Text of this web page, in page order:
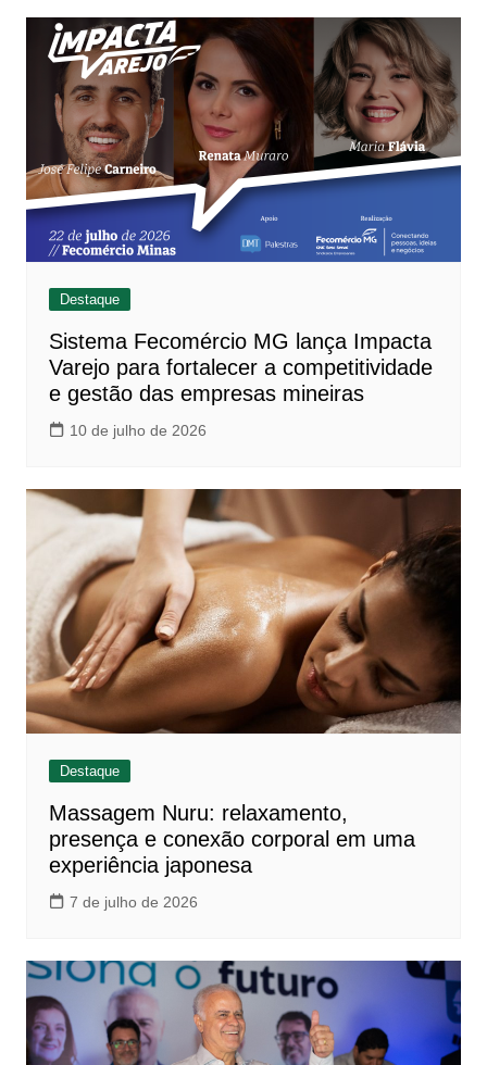
Destaque
Sistema Fecomércio MG lança Impacta
Varejo para fortalecer a competitividade
e gestão das empresas mineiras
10 de julho de 2026
Destaque
Massagem Nuru: relaxamento,
presença e conexão corporal em uma
experiência japonesa
7 de julho de 2026